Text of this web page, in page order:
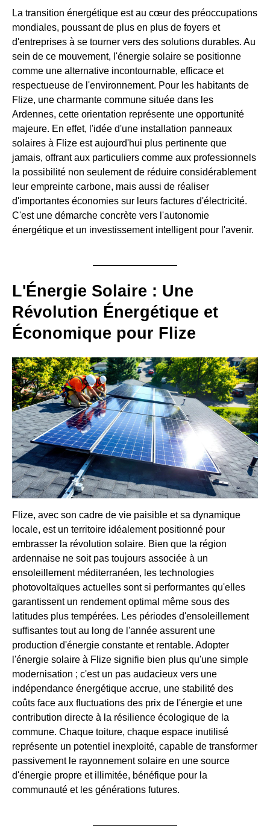
La transition énergétique est au cœur des préoccupations
mondiales, poussant de plus en plus de foyers et
d'entreprises à se tourner vers des solutions durables. Au
sein de ce mouvement, l'énergie solaire se positionne
comme une alternative incontournable, efficace et
respectueuse de l'environnement. Pour les habitants de
Flize, une charmante commune située dans les
Ardennes, cette orientation représente une opportunité
majeure. En effet, l'idée d'une installation panneaux
solaires à Flize est aujourd'hui plus pertinente que
jamais, offrant aux particuliers comme aux professionnels
la possibilité non seulement de réduire considérablement
leur empreinte carbone, mais aussi de réaliser
d'importantes économies sur leurs factures d'électricité.
C'est une démarche concrète vers l'autonomie
énergétique et un investissement intelligent pour l'avenir.
L'Énergie Solaire : Une
Révolution Énergétique et
Économique pour Flize
Flize, avec son cadre de vie paisible et sa dynamique
locale, est un territoire idéalement positionné pour
embrasser la révolution solaire. Bien que la région
ardennaise ne soit pas toujours associée à un
ensoleillement méditerranéen, les technologies
photovoltaïques actuelles sont si performantes qu'elles
garantissent un rendement optimal même sous des
latitudes plus tempérées. Les périodes d'ensoleillement
suffisantes tout au long de l'année assurent une
production d'énergie constante et rentable. Adopter
l'énergie solaire à Flize signifie bien plus qu'une simple
modernisation ; c'est un pas audacieux vers une
indépendance énergétique accrue, une stabilité des
coûts face aux fluctuations des prix de l'énergie et une
contribution directe à la résilience écologique de la
commune. Chaque toiture, chaque espace inutilisé
représente un potentiel inexploité, capable de transformer
passivement le rayonnement solaire en une source
d'énergie propre et illimitée, bénéfique pour la
communauté et les générations futures.